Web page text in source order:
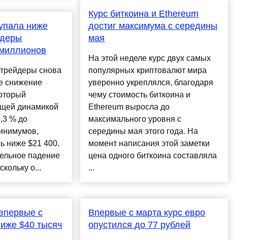
ниже
снова
снижение
динамикой
% до
ниже $21 400.
падение
о...
с
$40 тысяч
Курс биткоина и Ethereum
достиг максимума с середины
мая
На этой неделе курс двух самых
популярных криптовалют мира
уверенно укреплялся, благодаря
чему стоимость биткоина и
Ethereum выросла до
максимального уровня с
середины мая этого года. На
момент написания этой заметки
цена одного биткоина составляла
...
Впервые с марта курс евро
опустился до 77 рублей